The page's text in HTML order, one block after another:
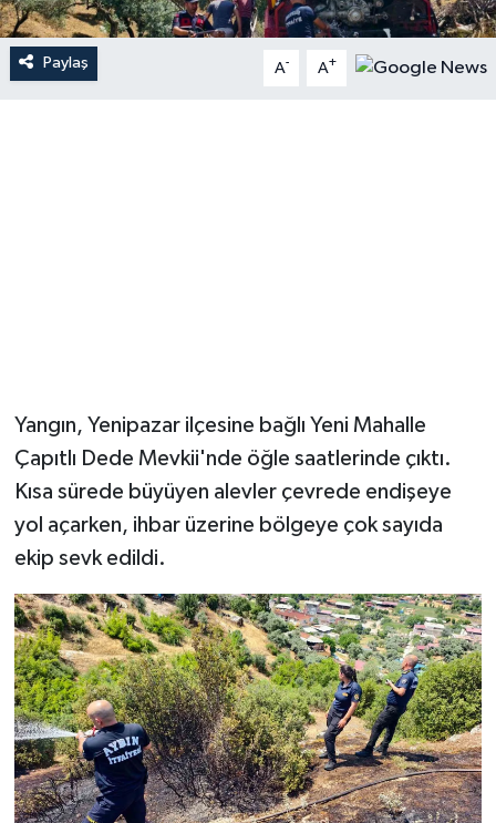
Paylaş A- A+
Yangın, Yenipazar ilçesine bağlı Yeni Mahalle
Çapıtlı Dede Mevkii'nde öğle saatlerinde çıktı.
Kısa sürede büyüyen alevler çevrede endişeye
yol açarken, ihbar üzerine bölgeye çok sayıda
ekip sevk edildi.